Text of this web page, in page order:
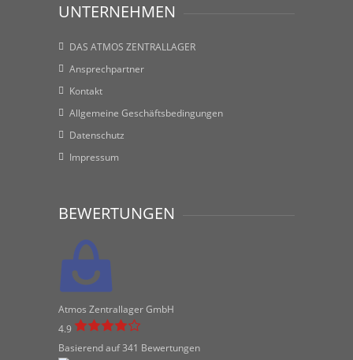
UNTERNEHMEN
DAS ATMOS ZENTRALLAGER
Ansprechpartner
Kontakt
Allgemeine Geschäftsbedingungen
Datenschutz
Impressum
BEWERTUNGEN
Atmos Zentrallager GmbH
4.9
Basierend auf 341 Bewertungen